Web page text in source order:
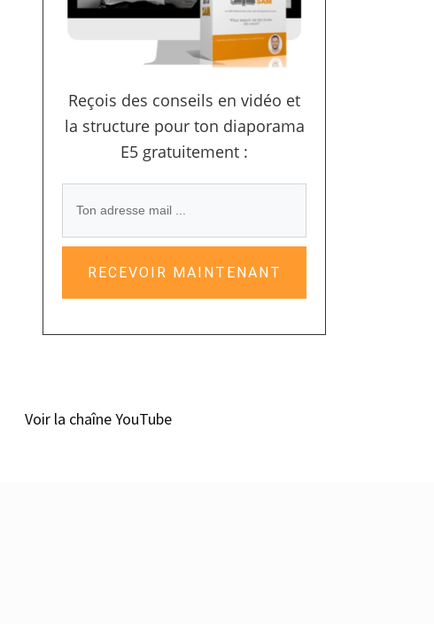
Reçois des conseils en vidéo et
la structure pour ton diaporama
E5 gratuitement :
RECEVOIR MAINTENANT
Voir la chaîne YouTube